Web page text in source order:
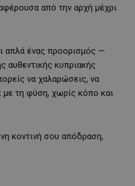
από την αρχή μέχρι
απλά ένας προορισμός —
αυθεντικής κυπριακής
να χαλαρώσεις, να
με τη φύση, χωρίς κόπο και
κοντινή σου απόδραση,